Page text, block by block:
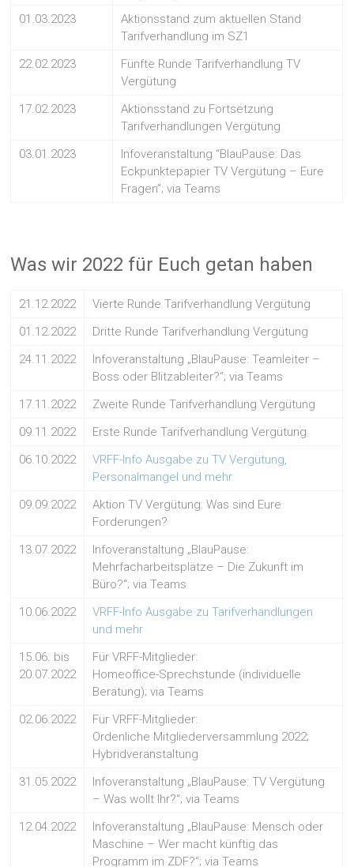
01.03.2023
Aktionsstand zum aktuellen Stand
Tarifverhandlung im SZ1
22.02.2023
Fünfte Runde Tarifverhandlung TV
Vergütung
17.02.2023
Aktionsstand zu Fortsetzung
Tarifverhandlungen Vergütung
03.01.2023
Infoveranstaltung “BlauPause: Das
Eckpunktepapier TV Vergütung – Eure
Fragen”; via Teams
Was wir 2022 für Euch getan haben
21.12.2022
Vierte Runde Tarifverhandlung Vergütung
01.12.2022
Dritte Runde Tarifverhandlung Vergütung
24.11.2022
Infoveranstaltung „BlauPause: Teamleiter –
Boss oder Blitzableiter?“; via Teams
17.11.2022
Zweite Runde Tarifverhandlung Vergütung
09.11.2022
Erste Runde Tarifverhandlung Vergütung
06.10.2022
VRFF-Info Ausgabe zu TV Vergütung,
Personalmangel und mehr
09.09.2022
Aktion TV Vergütung: Was sind Eure
Forderungen?
13.07.2022
Infoveranstaltung „BlauPause:
Mehrfacharbeitsplätze – Die Zukunft im
Büro?“; via Teams
10.06.2022
VRFF-Info Ausgabe zu Tarifverhandlungen
und mehr
15.06. bis
20.07.2022
Für VRFF-Mitglieder:
Homeoffice-Sprechstunde (individuelle
Beratung); via Teams
02.06.2022
Für VRFF-Mitglieder:
Ordenliche Mitgliederversammlung 2022;
Hybridveranstaltung
31.05.2022
Infoveranstaltung „BlauPause: TV Vergütung
– Was wollt Ihr?“; via Teams
12.04.2022
Infoveranstaltung „BlauPause: Mensch oder
Maschine – Wer macht künftig das
Programm im ZDF?“; via Teams